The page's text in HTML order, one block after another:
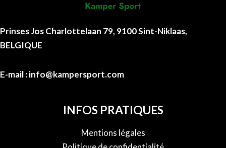
Prinses Jos Charlottelaan 79, 9100 Sint-Niklaas,
BELGIQUE
E-mail : info@kampersport.com
INFOS PRATIQUES
Mentions légales